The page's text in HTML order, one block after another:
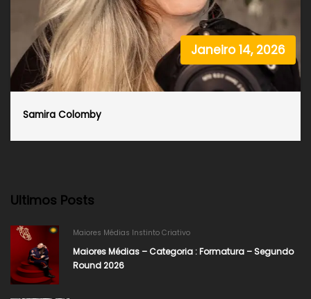
Janeiro 14, 2026
Samira Colomby
Ultimos Posts
Maiores Médias Instinto Criativo
Maiores Médias – Categoria : Formatura – Segundo
Round 2026